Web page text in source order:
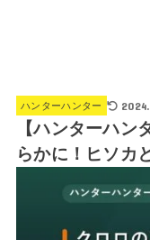
ハンターハンター
【ハンターハン
らかに！ヒソカ